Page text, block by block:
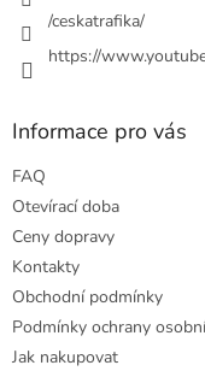
/ceskatrafika/
https://
Informace pro vás
FAQ
Otevírací doba
Ceny dopravy
Kontakty
Obchodní podmínky
Podmínky ochrany
Jak nakupovat